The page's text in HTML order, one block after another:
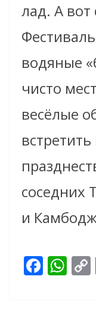
лад. А
водяные
чисто
весёлые
соседних
и
F W